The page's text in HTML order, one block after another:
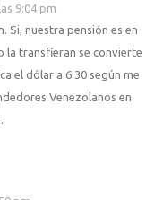
9:04 pm
Si, nuestra pensión es en
la transfieran se convierte
el dólar a 6.30 según me
Venezolanos en